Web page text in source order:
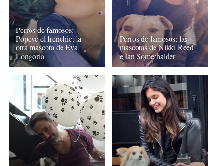
Perros de famosos:
Popeye el frenchie, la
otra mascota de Eva
Longoria
Perros de famosos: las
mascotas de Nikki Reed
e Ian Somerhalder